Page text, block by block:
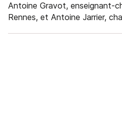
Antoine Gravot, enseignant-
Rennes, et Antoine Jarrier,